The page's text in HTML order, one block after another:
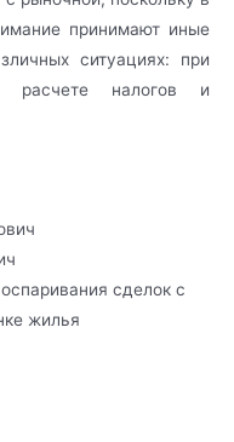
принимают иные
ситуациях: при
расчете налогов и
сделок с
жилья